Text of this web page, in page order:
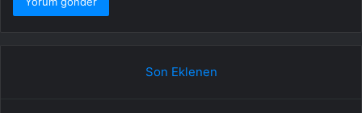
Son Eklenen